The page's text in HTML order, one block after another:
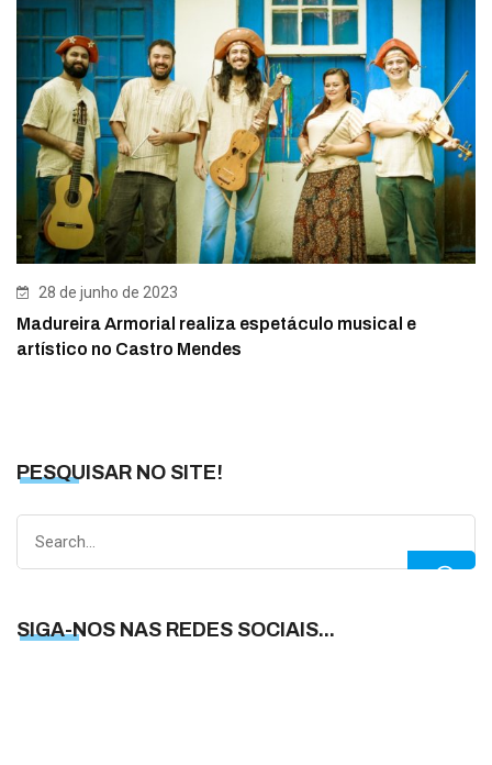
28 de junho de 2023
Madureira Armorial realiza espetáculo musical e
artístico no Castro Mendes
PESQUISAR NO SITE!
SIGA-NOS NAS REDES SOCIAIS...